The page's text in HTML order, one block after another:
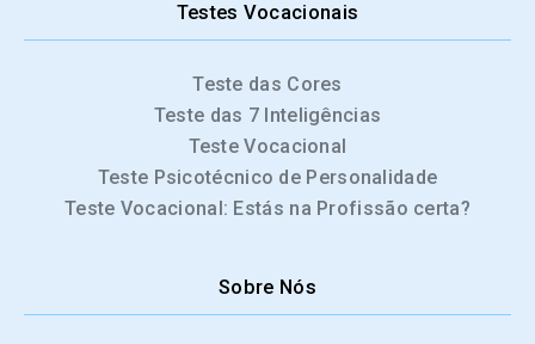
Testes Vocacionais
Teste das Cores
Teste das 7 Inteligências
Teste Vocacional
Teste Psicotécnico de Personalidade
Teste Vocacional: Estás na Profissão certa?
Sobre Nós